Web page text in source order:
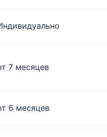
7 месяцев
6 месяцев